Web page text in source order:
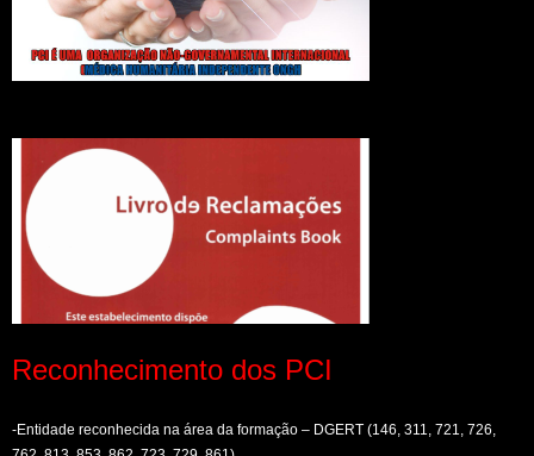
Reconhecimento dos PCI
-Entidade reconhecida na área da formação – DGERT (146, 311, 721, 726,